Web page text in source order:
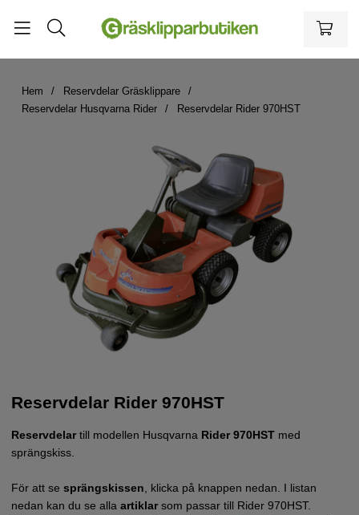
Hem
Reservdelar Gräsklippare
Reservdelar Husqvarna Rider
Reservdelar Rider 970HST
Reservdelar Rider 970HST
Reservdelartill modellen Husqvarna Rider 970HST med
sprängskiss.
För att se sprängskissen , klicka på knappen nedan. I listan
nedan kan du se alla artiklarsom passar till Rider 970HST.